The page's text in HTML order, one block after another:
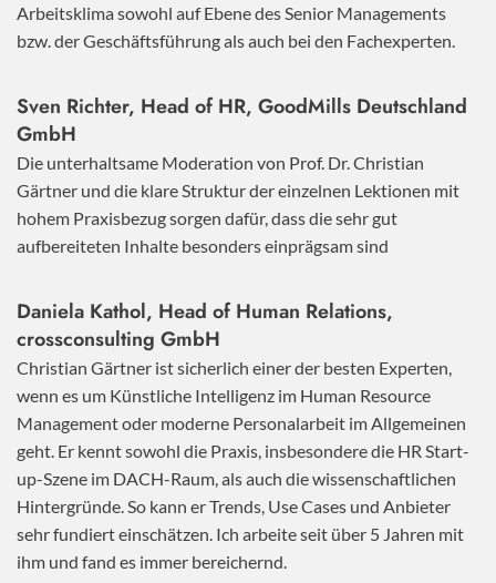
Arbeitsklima sowohl auf Ebene des Senior Managements
bzw. der Geschäftsführung als auch bei den Fachexperten.
Sven Richter, Head of HR, GoodMills Deutschland
GmbH
Die unterhaltsame Moderation von Prof. Dr. Christian
Gärtner und die klare Struktur der einzelnen Lektionen mit
hohem Praxisbezug sorgen dafür, dass die sehr gut
aufbereiteten Inhalte besonders einprägsam sind
Daniela Kathol, Head of Human Relations,
crossconsulting GmbH
Christian Gärtner ist sicherlich einer der besten Experten,
wenn es um Künstliche Intelligenz im Human Resource
Management oder moderne Personalarbeit im Allgemeinen
geht. Er kennt sowohl die Praxis, insbesondere die HR Start-
up-Szene im DACH-Raum, als auch die wissenschaftlichen
Hintergründe. So kann er Trends, Use Cases und Anbieter
sehr fundiert einschätzen. Ich arbeite seit über 5 Jahren mit
ihm und fand es immer bereichernd.